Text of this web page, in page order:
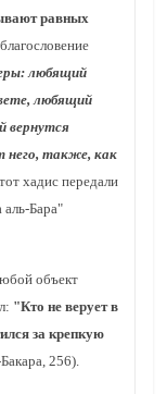
равных
любящий
любящий
вернутся
него, также, как
хадис передали
аль-Бара"
объект
"Кто не верует в
за крепкую
256).